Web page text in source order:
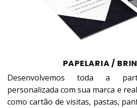
PAPELARIA /
Desenvolvemos toda a
personalizada com sua marca e
como cartão de visitas, pastas,